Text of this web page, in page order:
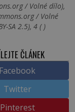
/ Volné dílo),
/ Volné
SA 2.5), 4 ( )
ČLÁNEK
Facebook
Twitter
Pinterest